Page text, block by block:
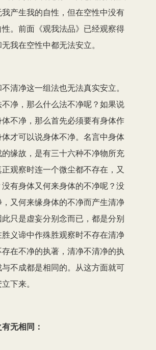
产生我的自性，但在空性中没有
。前面《观我法品》已经观察得
我在空性中都无法安立。
清净这一组法也无法真实安立。
净，那么什么法不净呢？如果说
不净，那么首先必须要有身体作
才可以说身体不净。名言中身体
缘故，是有三十六种不净物所充
观察时连一个微尘都不存在，又
有身体又何来身体的不净呢？没
又何来缘身体的不净而产生清净
只是虚妄分别念而已，都是分别
义谛中作殊胜观察时不存在清净
在不净的执著，清净不清净的执
不成都是相同的。从这方面就可
下来。
无相同：